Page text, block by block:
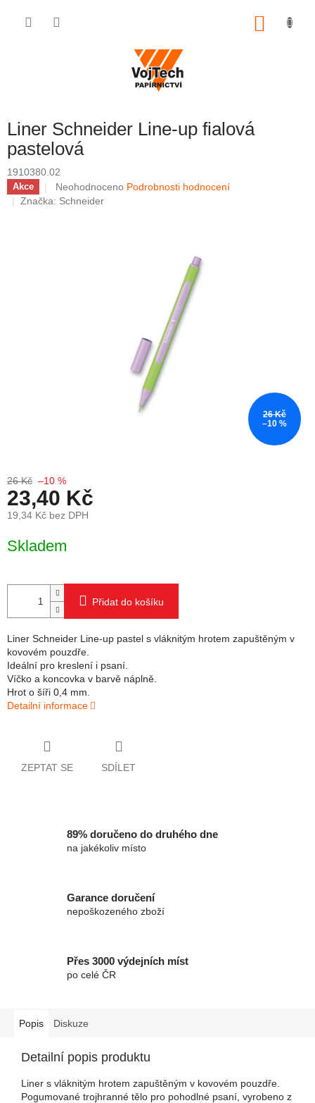
Liner Schneider Line-up fialová
pastelová
1910380.02
Akce Průměrné hodnocení produktu je 0,0 z 5 hvězdiček.
Neohodnoceno Podrobnosti hodnocení
Značka: Schneider
26 Kč
–10 %
26 Kč –10 %
23,40 Kč
19,34 Kč bez DPH
Skladem
Přidat do košíku
Liner Schneider Line-up pastel s vláknitým hrotem zapuštěným v
kovovém pouzdře.
Ideální pro kreslení i psaní.
Víčko a koncovka v barvě náplně.
Hrot o šíři 0,4 mm.
Detailní informace
ZEPTAT SE SDÍLET
89% doručeno do druhého dne
na jakékoliv místo
Garance doručení
nepoškozeného zboží
Přes 3000 výdejních míst
po celé ČR
Popis Diskuze
Detailní popis produktu
Liner s vláknitým hrotem zapuštěným v kovovém pouzdře.
Pogumované trojhranné tělo pro pohodlné psaní, vyrobeno z